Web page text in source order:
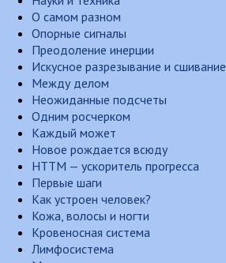
О самом разном
Опорные сигналы
Преодоление инерции
Искусное разрезывание и сшивание
Между делом
Неожиданные подсчеты
Одним росчерком
Каждый может
Новое рождается всюду
НТТМ — ускоритель прогресса
Первые шаги
Как устроен человек?
Кожа, волосы и ногти
Кровеносная система
Лимфосистема